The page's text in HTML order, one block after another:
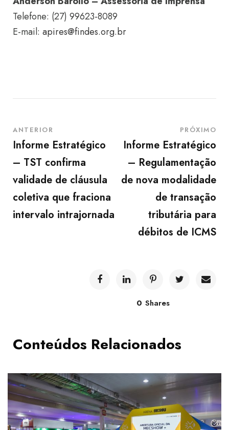
Telefone: (27) 99623-8089
E-mail: apires@findes.org.br
ANTERIOR
Informe Estratégico
– TST confirma
validade de cláusula
coletiva que fraciona
intervalo intrajornada
PRÓXIMO
Informe Estratégico
– Regulamentação
de nova modalidade
de transação
tributária para
débitos de ICMS
0 Shares
Conteúdos Relacionados